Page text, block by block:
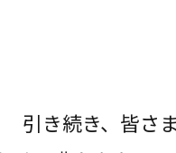
引き続き、皆さ